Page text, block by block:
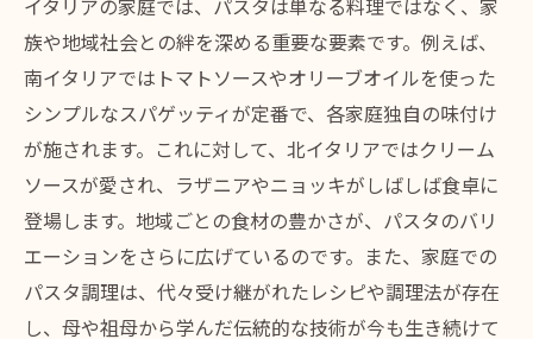
イタリアの家庭では、パスタは単なる料理ではなく、家
族や地域社会との絆を深める重要な要素です。例えば、
南イタリアではトマトソースやオリーブオイルを使った
シンプルなスパゲッティが定番で、各家庭独自の味付け
が施されます。これに対して、北イタリアではクリーム
ソースが愛され、ラザニアやニョッキがしばしば食卓に
登場します。地域ごとの食材の豊かさが、パスタのバリ
エーションをさらに広げているのです。また、家庭での
パスタ調理は、代々受け継がれたレシピや調理法が存在
し、母や祖母から学んだ伝統的な技術が今も生き続けて